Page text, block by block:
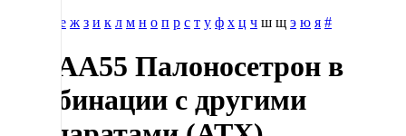
е ж з и к л м н о п р с т у ф х ц ч ш щ э ю я #
A04AA55 Палоносетрон в
комбинации с другими